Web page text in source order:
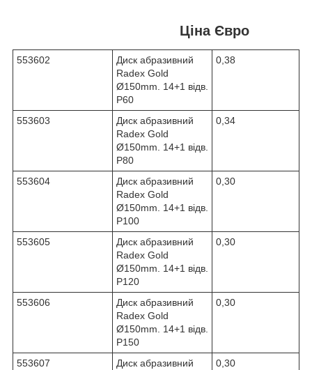
Ціна Євро
553602
Диск абразивний
Radex Gold
Ø150mm. 14+1 відв.
Р60
0,38
553603
Диск абразивний
Radex Gold
Ø150mm. 14+1 відв.
Р80
0,34
553604
Диск абразивний
Radex Gold
Ø150mm. 14+1 відв.
Р100
0,30
553605
Диск абразивний
Radex Gold
Ø150mm. 14+1 відв.
Р120
0,30
553606
Диск абразивний
Radex Gold
Ø150mm. 14+1 відв.
Р150
0,30
553607
Диск абразивний
0,30